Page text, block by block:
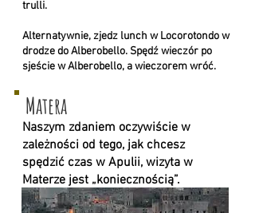
trulli.
Alternatywnie, zjedz lunch w Locorotondo w
drodze do Alberobello. Spędź wieczór po
sjeście w Alberobello, a wieczorem wróć.
Matera
Naszym zdaniem oczywiście w
zależności od tego, jak chcesz
spędzić czas w Apulii, wizyta w
Materze jest „koniecznością”.